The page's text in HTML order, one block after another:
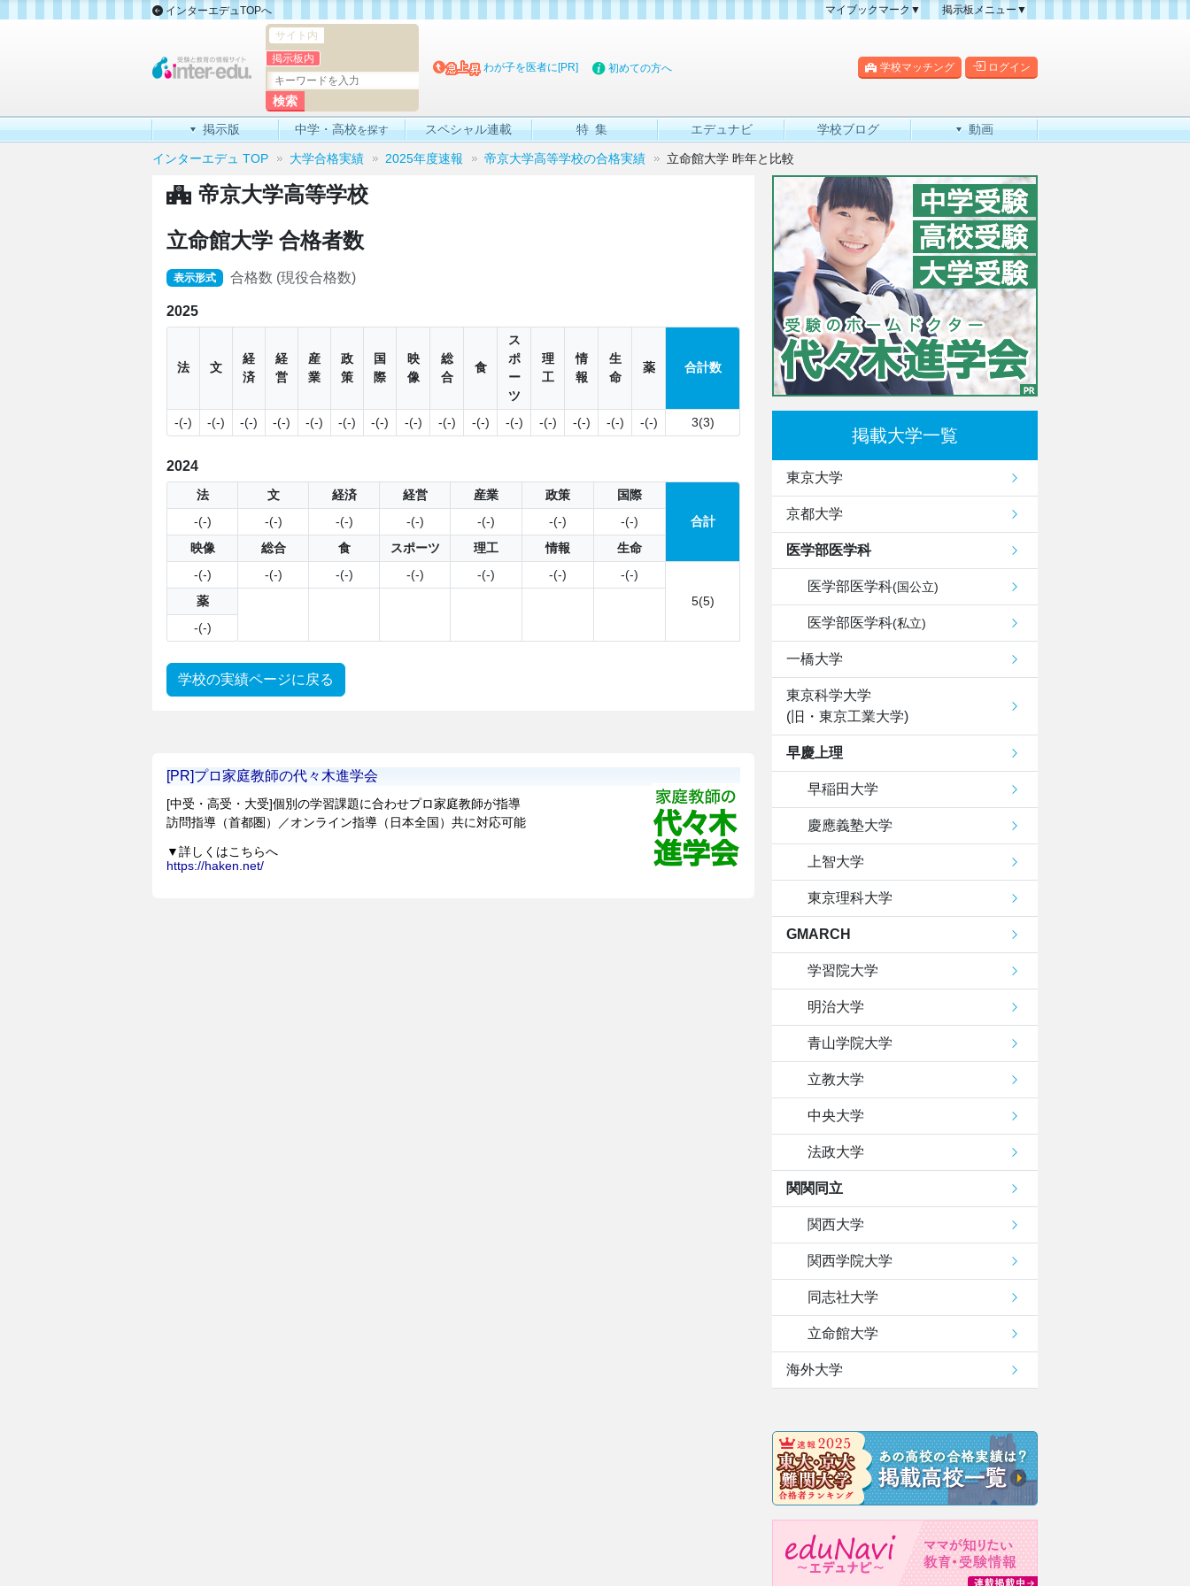
インターエデュTOPへ
マイブックマーク▼
掲示板メニュー▼
掲示板マップ
新着書き込み一覧
学校マッチング ログイン
サイト内
掲示板内
わが子を医者に[PR] 初めての方へ
掲示版 中学・高校を探す スペシャル連載 特集 エデュナビ 学校ブログ 動画
インターエデュ TOP 大学合格実績 2025年度速報 帝京大学高等学校の合格実績 立命館大学 昨年と比較
帝京大学高等学校
立命館大学 合格者数
表示形式 合格数 (現役合格数)
2025
法 文
経
済
経
営
産
業
政
策
国
際
映
像
総
合
食
ス
ポ
ー
ツ
理
工
情
報
生
命
薬 合計数
-(-) -(-) -(-) -(-) -(-) -(-) -(-) -(-) -(-) -(-) -(-) -(-) -(-) -(-) -(-) 3(3)
2024
法 文 経済 経営 産業 政策
国際
合計
-(-) -(-) -(-) -(-) -(-) -(-)
-(-)
映像
総合 食 スポーツ 理工 情報
生命
-(-)
-(-) -(-) -(-) -(-) -(-)
-(-)
5(5)
薬
-(-)
学校の実績ページに戻る
掲載大学一覧
東京大学
京都大学
医学部医学科
医学部医学科(国公立)
医学部医学科(私立)
一橋大学
東京科学大学
(旧・東京工業大学)
早慶上理
早稲田大学
慶應義塾大学
上智大学
東京理科大学
GMARCH
学習院大学
明治大学
青山学院大学
立教大学
中央大学
法政大学
関関同立
関西大学
関西学院大学
同志社大学
立命館大学
海外大学